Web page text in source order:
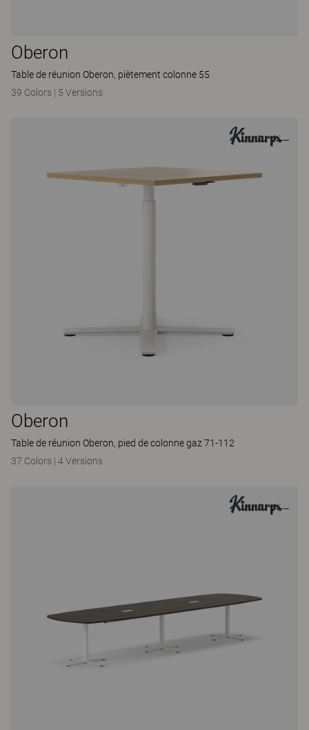
Oberon
Table de réunion Oberon, piètement colonne 55
39 Colors | 5 Versions
Oberon
Table de réunion Oberon, pied de colonne gaz 71-112
37 Colors | 4 Versions